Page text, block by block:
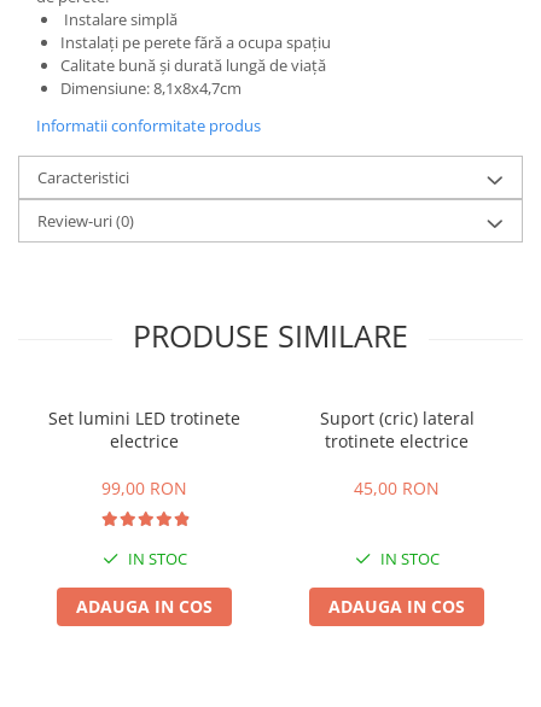
25 km/h
45 km/h
50 km/h
Chopper
Harley
⬇ MARCI
➔ Geeli
Acceleratii
Baterii 48V
Baterii 60V
Controllere
Instalare simplă
Instalați pe perete fără a ocupa spațiu
Calitate bună și durată lungă de viață
Dimensiune: 8,1x8x4,7cm
Informatii conformitate produs
Caracteristici
Review-uri(0)
PRODUSE SIMILARE
Set lumini LED trotinete
electrice
99,00 RON
IN STOC
ADAUGA IN COS
Suport (cric) lateral
trotinete electrice
45,00 RON
IN STOC
ADAUGA IN COS